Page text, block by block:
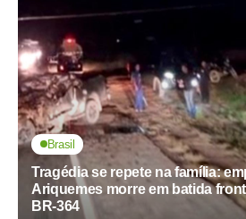
Brasil
Tragédia se repete na família:
Ariquemes morre em batida
BR-364